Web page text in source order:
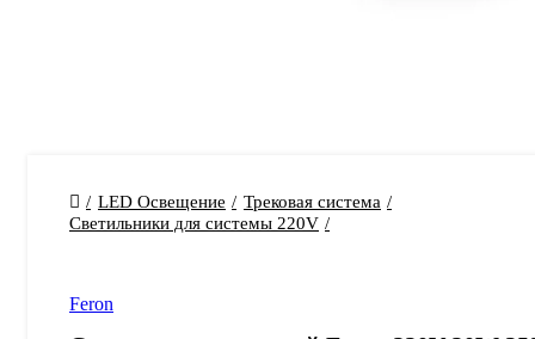
LED Освещение
Трековая система
Светильники для системы 220V
Feron